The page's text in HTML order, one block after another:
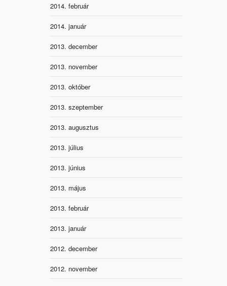
2014. február
2014. január
2013. december
2013. november
2013. október
2013. szeptember
2013. augusztus
2013. július
2013. június
2013. május
2013. február
2013. január
2012. december
2012. november